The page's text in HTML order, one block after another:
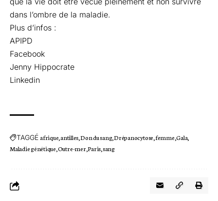
dans l’ombre de la maladie.
Plus d’infos :
APIPD
Facebook
Jenny Hippocrate
Linkedin
TAGGÉafrique antilles Don du sang Drépanocytose femme Gala
Maladie génétique Outre-mer Paris sang